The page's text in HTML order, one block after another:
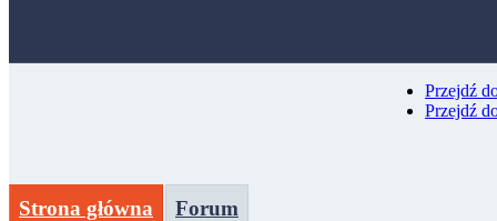
Przejdź
Przejdź
Strona główna Forum